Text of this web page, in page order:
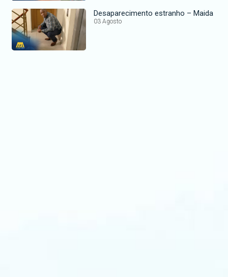
Desaparecimento estranho – Maida
03 Agosto